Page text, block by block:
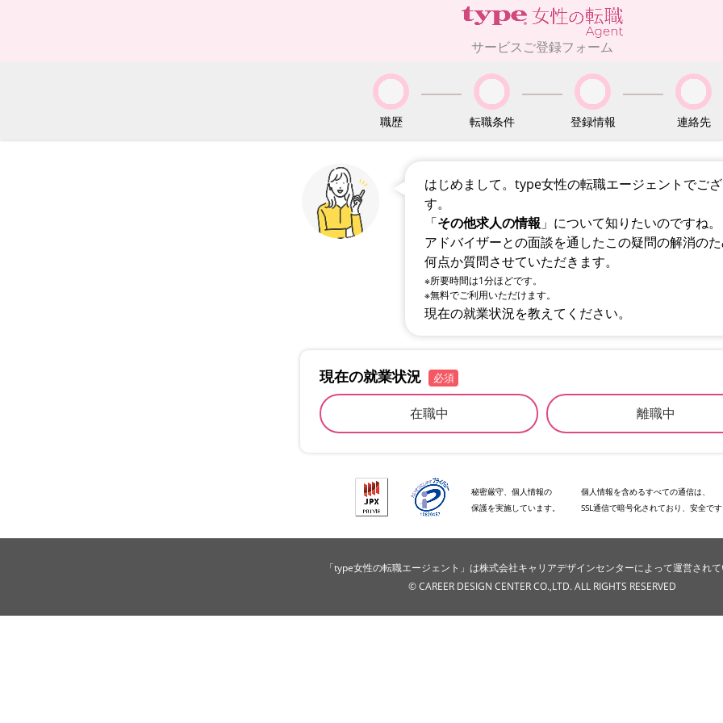
サービスご登録フォーム
職歴 転職条件 登録情報 連絡先
はじめまして。type女性の転職エージェントでござ
す。
「その他求人の情報 」について知りたいのですね。
アドバイザーとの面談を通したこの疑問の解消のた
何点か質問させていただきます。
※所要時間は1分ほどです。
※無料でご利用いただけます。
現在の就業状況を教えてください。
現在の就業状況 必須
在職中 離職中
秘密厳守、個人情報の
保護を実施しています。
個人情報を含めるすべての通信は、
SSL通信で暗号化されており、安全です
「type女性の転職エージェント」は株式会社キャリアデザインセンターによって運営されて
© CAREER DESIGN CENTER CO.,LTD. ALL RIGHTS RESERVED